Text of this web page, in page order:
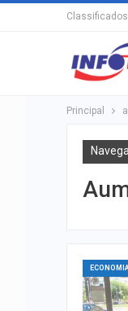
Classificados
Principal
ECONOMIA